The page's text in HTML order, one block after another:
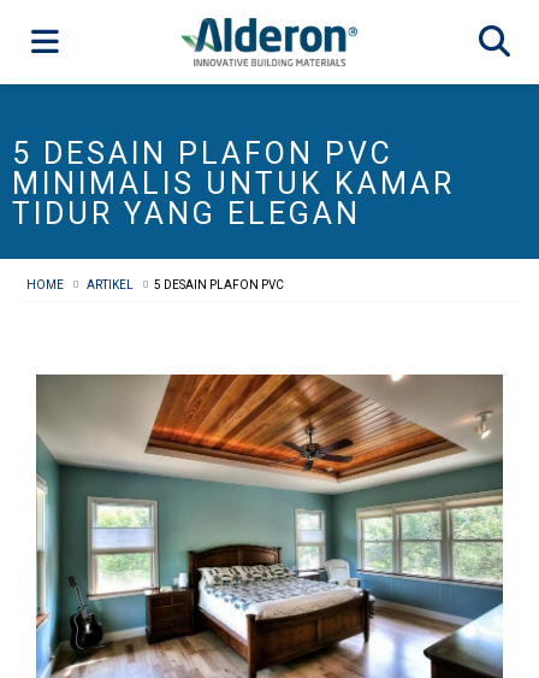
5 DESAIN PLAFON PVC
MINIMALIS UNTUK KAMAR
TIDUR YANG ELEGAN
HOME ARTIKEL 5 DESAIN PLAFON PVC